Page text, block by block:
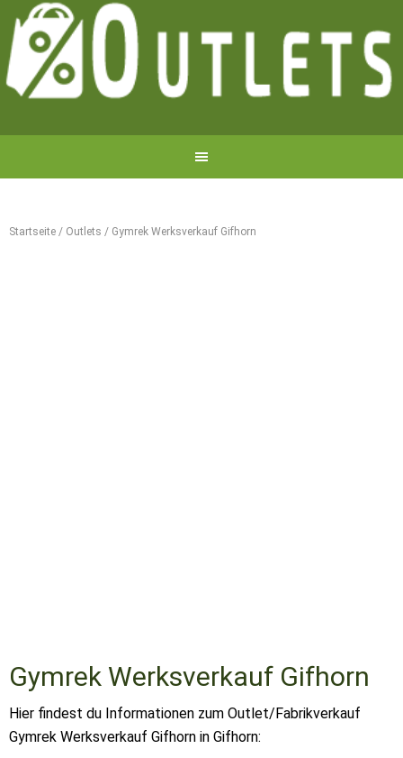
Startseite / Outlets / Gymrek Werksverkauf Gifhorn
Gymrek Werksverkauf Gifhorn
Hier findest du Informationen zum Outlet/Fabrikverkauf
Gymrek Werksverkauf Gifhorn in Gifhorn: